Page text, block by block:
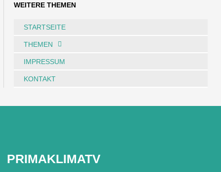
WEITERE THEMEN
STARTSEITE
THEMEN
IMPRESSUM
KONTAKT
PRIMAKLIMATV